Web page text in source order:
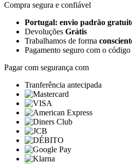
Compra segura e confiável
Portugal: envio padrão
Devoluções Grátis
Trabalhamos de forma
Pagamento seguro com o
Pagar com segurança com
Tranferência antecipada